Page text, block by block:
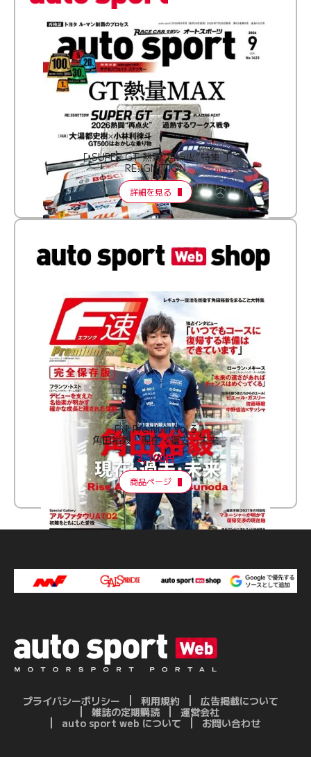
［ SUPER GT 熱闘“再点火”特集 ］
RE:IGNITION
詳細を見る
F速 Premium Vol.3
角田裕毅 現在・過去・未来
2,100円
商品ページ
プライバシーポリシー 利用規約
広告掲載について
雑誌の定期購読
運営会社
auto sport web について
お問い合わせ